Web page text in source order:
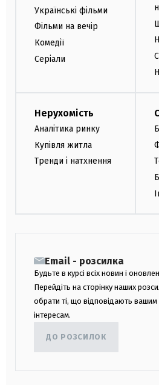
Українські фільми
Фільми на вечір
Комедії
Серіали
Нерухомість
Аналітика ринку
Купівля житла
Тренди і натхнення
Email - розсилка
Будьте в курсі всіх новин і
Перейдіть на сторінку наших
обрати ті, що відповідають вашим
інтересам.
ДО РОЗСИЛОК